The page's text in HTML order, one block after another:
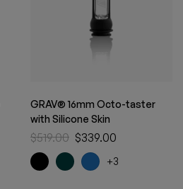
GRAV® 16mm Octo-taster
with Silicone Skin
$519.00 $339.00
+3